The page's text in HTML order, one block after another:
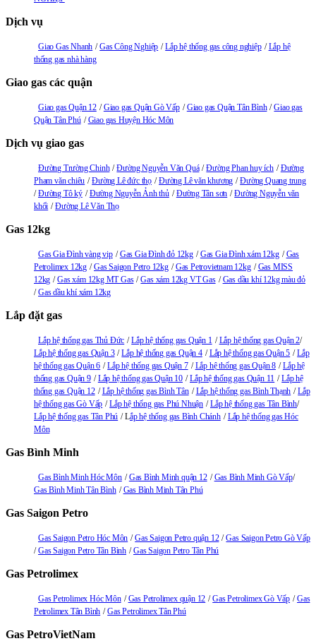
Dịch vụ
Giao Gas Nhanh Gas Công Nghiệp Lắp hệ thống gas công nghiệp
Lắp hệ
thống gas nhà hàng
Giao gas các quận
Giao gas Quận 12 Giao gas Quận Gò Vấp Giao gas Quận Tân Bình
Giao gas
Quận Tân Phú
Giao gas Huyện Hóc Môn
Dịch vụ giao gas
Đường Trường Chinh Đường Nguyễn Văn Quá Đường Phan huy ích
Đường
Pham văn chiêu
Đường Lê đức thọ Đường Lê văn khương
Đường Quang trung
Đường Tô ký
Đường Nguyễn Ảnh thủ Đường Tân sơn
Đường Nguyễn văn
khối
Đường Lê Văn Thọ
Gas 12kg
Gas Gia Đình vàng vip Gas Gia Đình đỏ 12kg Gas Gia Đình xám 12kg
Gas
Petrolimex 12kg
Gas Saigon Petro 12kg Gas Petrovietnam 12kg
Gas MISS
12kg
Gas xám 12kg MT Gas Gas xám 12kg VT Gas
Gas dầu khí 12kg màu đỏ
Gas dầu khí xám 12kg
Lắp đặt gas
Lắp hệ thống gas Thủ Đức Lắp hệ thống gas Quận 1
Lắp hệ thống gas Quận 2
Lắp hệ thống gas Quận 3
Lắp hệ thống gas Quận 4 Lắp hệ thống gas Quận 5
Lắp
hệ thống gas Quận 6
Lắp hệ thống gas Quận 7 Lắp hệ thống gas Quận 8
Lắp hệ
thống gas Quận 9
Lắp hệ thống gas Quận 10 Lắp hệ thống gas Quận 11
Lắp hệ
thống gas Quận 12
Lắp hệ thống gas Bình Tân Lắp hệ thống gas Bình Thạnh
Lắp
hệ thống gas Gò Vấp
Lắp hệ thống gas Phú Nhuận
Lắp hệ thống gas Tân Bình
Lắp hệ thống gas Tân Phú
Lắp hệ thống gas Bình Chánh
Lắp hệ thống gas Hóc
Môn
Gas Bình Minh
Gas Bình Minh Hóc Môn Gas Bình Minh quận 12
Gas Bình Minh Gò Vấp
Gas Bình Minh Tân Bình
Gas Bình Minh Tân Phú
Gas Saigon Petro
Gas Saigon Petro Hóc Môn Gas Saigon Petro quận 12
Gas Saigon Petro Gò Vấp
Gas Saigon Petro Tân Bình
Gas Saigon Petro Tân Phú
Gas Petrolimex
Gas Petrolimex Hóc Môn Gas Petrolimex quận 12 Gas Petrolimex Gò Vấp
Gas
Petrolimex Tân Bình
Gas Petrolimex Tân Phú
Gas PetroVietNam